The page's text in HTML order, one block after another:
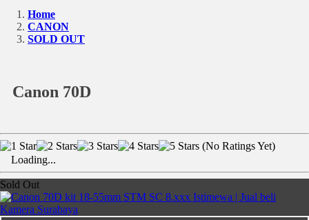
Home
CANON
SOLD OUT
Canon 70D
(No Ratings Yet)
Loading...
Sold Out